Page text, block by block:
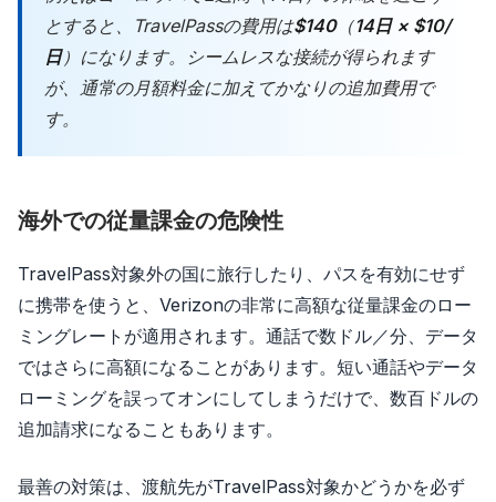
とすると、TravelPassの費用は$140（14日 × $10/
日）になります。シームレスな接続が得られます
が、通常の月額料金に加えてかなりの追加費用で
す。
海外での従量課金の危険性
TravelPass対象外の国に旅行したり、パスを有効にせず
に携帯を使うと、Verizonの非常に高額な従量課金のロー
ミングレートが適用されます。通話で数ドル／分、データ
ではさらに高額になることがあります。短い通話やデータ
ローミングを誤ってオンにしてしまうだけで、数百ドルの
追加請求になることもあります。
最善の対策は、渡航先がTravelPass対象かどうかを必ず